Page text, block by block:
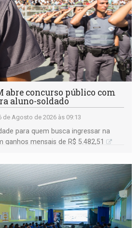
abre concurso público com
aluno-soldado
de Agosto de 2026 às 09:13
para quem busca ingressar na
ganhos mensais de R$ 5.482,51